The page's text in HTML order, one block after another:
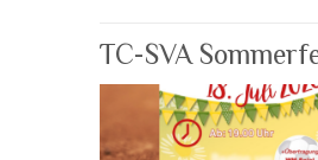
TC-SVA